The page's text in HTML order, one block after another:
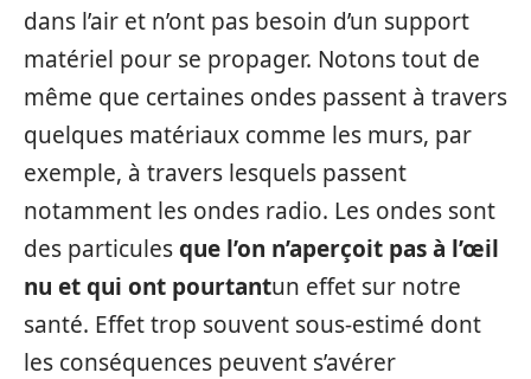
dans l’air et n’ont pas besoin d’un support
matériel pour se propager. Notons tout de
même que certaines ondes passent à travers
quelques matériaux comme les murs, par
exemple, à travers lesquels passent
notamment les ondes radio. Les ondes sont
des particulesque l’on n’aperçoit pas à l’œil
nu et qui ont pourtantun effet sur notre
santé. Effet trop souvent sous-estimé dont
les conséquences peuvent s’avérer